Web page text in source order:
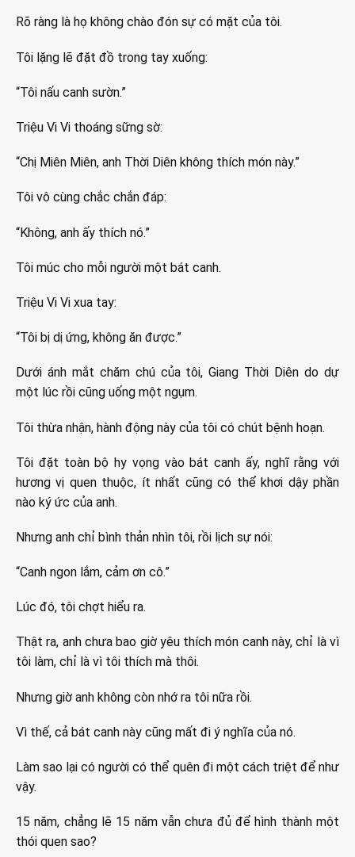
Rõ ràng là họ không chào đón sự có mặt của tôi.
Tôi lặng lẽ đặt đồ trong tay xuống:
“Tôi nấu canh sườn.”
Triệu Vi Vi thoáng sững sờ:
“Chị Miên Miên, anh Thời Diên không thích món này.”
Tôi vô cùng chắc chắn đáp:
“Không, anh ấy thích nó.”
Tôi múc cho mỗi người một bát canh.
Triệu Vi Vi xua tay:
“Tôi bị dị ứng, không ăn được.”
Dưới ánh mắt chăm chú của tôi, Giang Thời Diên do dự
một lúc rồi cũng uống một ngụm.
Tôi thừa nhận, hành động này của tôi có chút bệnh hoạn.
Tôi đặt toàn bộ hy vọng vào bát canh ấy, nghĩ rằng với
hương vị quen thuộc, ít nhất cũng có thể khơi dậy phần
nào ký ức của anh.
Nhưng anh chỉ bình thản nhìn tôi, rồi lịch sự nói:
“Canh ngon lắm, cảm ơn cô.”
Lúc đó, tôi chợt hiểu ra.
Thật ra, anh chưa bao giờ yêu thích món canh này, chỉ là vì
tôi làm, chỉ là vì tôi thích mà thôi.
Nhưng giờ anh không còn nhớ ra tôi nữa rồi.
Vì thế, cả bát canh này cũng mất đi ý nghĩa của nó.
Làm sao lại có người có thể quên đi một cách triệt để như
vậy.
15 năm, chẳng lẽ 15 năm vẫn chưa đủ để hình thành một
thói quen sao?